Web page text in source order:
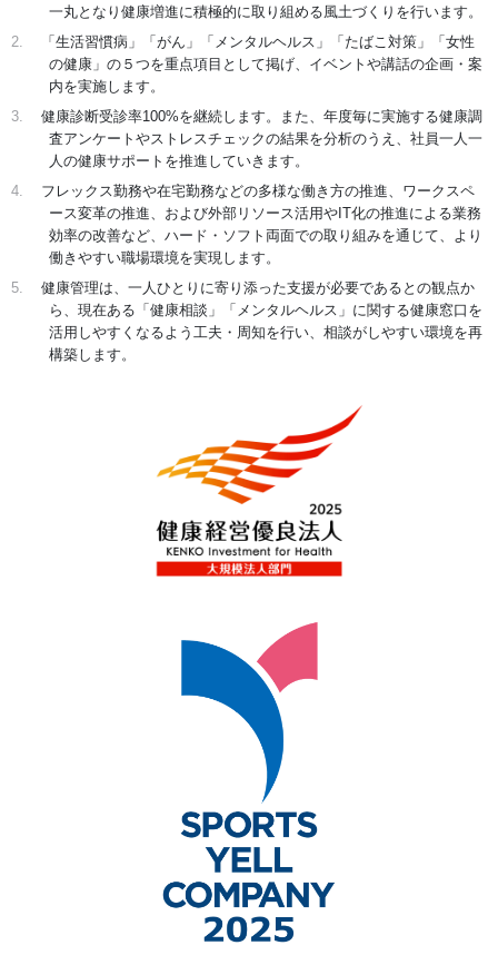
一丸となり健康増進に積極的に取り組める風土づくりを行います。
2.
「生活習慣病」「がん」「メンタルヘルス」「たばこ対策」「女性
の健康」の５つを重点項目として掲げ、イベントや講話の企画・案
内を実施します。
3.
健康診断受診率100%を継続します。また、年度毎に実施する健康調
査アンケートやストレスチェックの結果を分析のうえ、社員一人一
人の健康サポートを推進していきます。
4.
フレックス勤務や在宅勤務などの多様な働き方の推進、ワークスペ
ース変革の推進、および外部リソース活用やIT化の推進による業務
効率の改善など、ハード・ソフト両面での取り組みを通じて、より
働きやすい職場環境を実現します。
5.
健康管理は、一人ひとりに寄り添った支援が必要であるとの観点か
ら、現在ある「健康相談」「メンタルヘルス」に関する健康窓口を
活用しやすくなるよう工夫・周知を行い、相談がしやすい環境を再
構築します。